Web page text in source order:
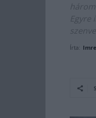
Egyre
Írta: